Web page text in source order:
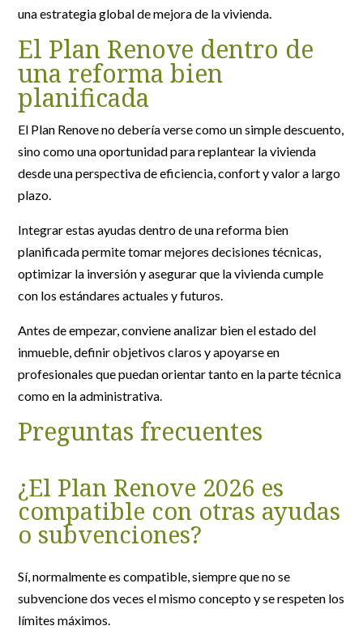
una estrategia global de mejora de la vivienda.
El Plan Renove dentro de
una reforma bien
planificada
El Plan Renove no debería verse como un simple descuento,
sino como una oportunidad para replantear la vivienda
desde una perspectiva de eficiencia, confort y valor a largo
plazo.
Integrar estas ayudas dentro de una reforma bien
planificada permite tomar mejores decisiones técnicas,
optimizar la inversión y asegurar que la vivienda cumple
con los estándares actuales y futuros.
Antes de empezar, conviene analizar bien el estado del
inmueble, definir objetivos claros y apoyarse en
profesionales que puedan orientar tanto en la parte técnica
como en la administrativa.
Preguntas frecuentes
¿El Plan Renove 2026 es
compatible con otras ayudas
o subvenciones?
Sí, normalmente es compatible, siempre que no se
subvencione dos veces el mismo concepto y se respeten los
límites máximos.